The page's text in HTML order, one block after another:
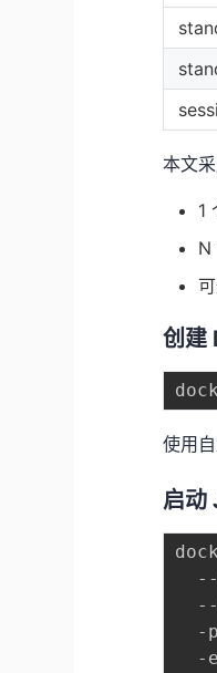
本文
1
N
创建
使用
启动
-
-